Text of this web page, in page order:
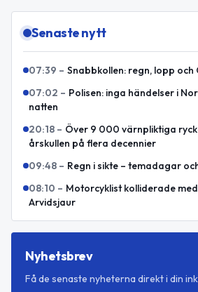
Senaste nytt
07:39 – Snabbkollen: regn, lopp
07:02 – Polisen: inga händelser i
natten
20:18 – Över 9 000 värnpliktiga
årskullen på flera decennier
09:48 – Regn i sikte – temadagar
08:10 – Motorcyklist kolliderade
Arvidsjaur
Nyhetsbrev
Få de senaste nyheterna direkt i din